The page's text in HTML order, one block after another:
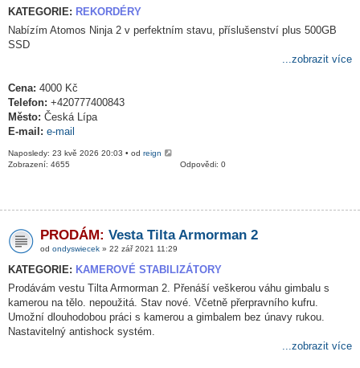
KATEGORIE: REKORDÉRY
Nabízím Atomos Ninja 2 v perfektním stavu, příslušenství plus 500GB
SSD
...zobrazit více
Cena: 4000 Kč
Telefon: +420777400843
Město: Česká Lípa
E-mail: e-mail
Naposledy: 23 kvě 2026 20:03 • od reign
Odpovědi: 0
Zobrazení: 4655
PRODÁM: Vesta Tilta Armorman 2
od ondyswiecek » 22 zář 2021 11:29
KATEGORIE: KAMEROVÉ STABILIZÁTORY
Prodávám vestu Tilta Armorman 2. Přenáší veškerou váhu gimbalu s
kamerou na tělo. nepoužitá. Stav nové. Včetně přerpravního kufru.
Umožní dlouhodobou práci s kamerou a gimbalem bez únavy rukou.
Nastavitelný antishock systém.
...zobrazit více